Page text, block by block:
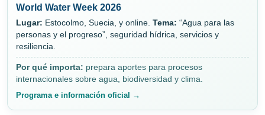
World Water Week 2026
Lugar: Estocolmo, Suecia, y online. Tema: “Agua para las
personas y el progreso”, seguridad hídrica, servicios y
resiliencia.
Por qué importa: prepara aportes para procesos
internacionales sobre agua, biodiversidad y clima.
Programa e información oficial →